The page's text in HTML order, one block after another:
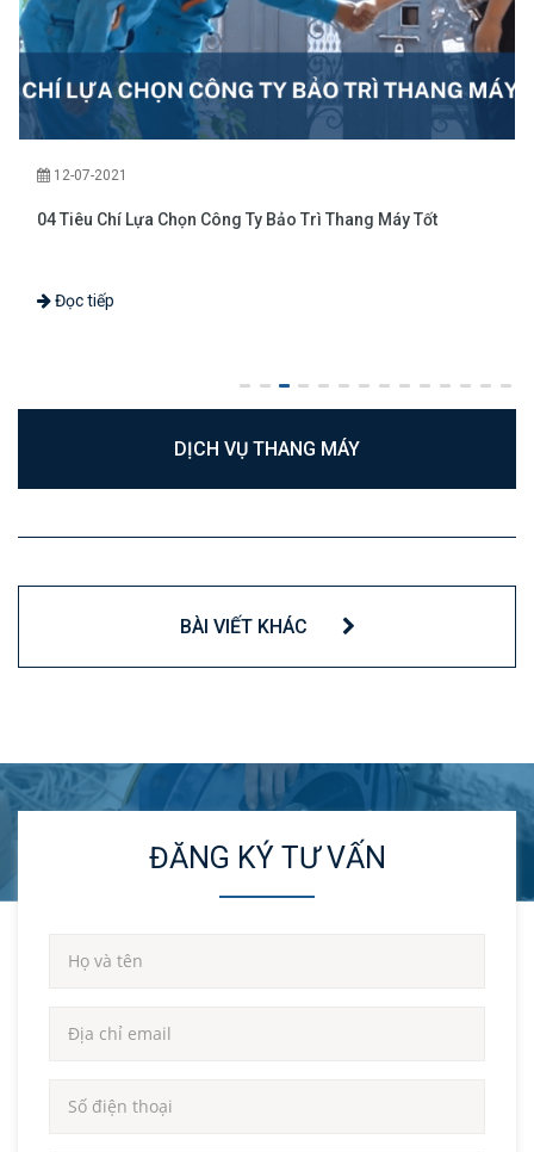
12-07-2021
04 Tiêu Chí Lựa Chọn Công Ty Bảo Trì Thang Máy Tốt
Đọc tiếp
DỊCH VỤ THANG MÁY
BÀI VIẾT KHÁC
ĐĂNG KÝ TƯ VẤN